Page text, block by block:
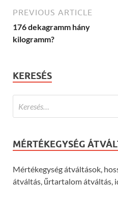
PREVIOUS ARTICLE
176 dekagramm hány
kilogramm?
KERESÉS
MÉRTÉKEGYSÉG
Mértékegység átváltások,
átváltás, űrtartalom átváltás,